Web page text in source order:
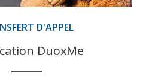
D'APPEL
DuoxMe